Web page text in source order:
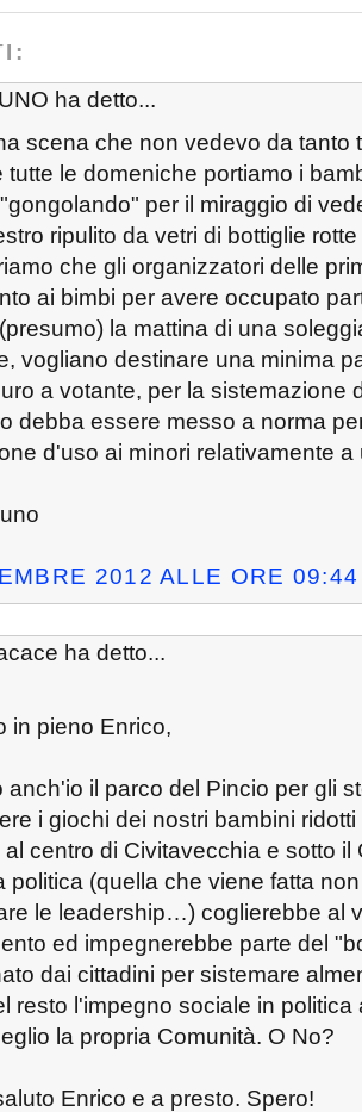
ha detto...
scena che non vedevo da tanto
tutte le domeniche portiamo i
per il miraggio di
ripulito da vetri di bottiglie
che gli organizzatori delle
ai bimbi per avere occupato
la mattina di una
vogliano destinare una minima
a votante, per la sistemazione
debba essere messo a norma
d'uso ai minori relativamente a
2012 ALLE ORE 09:44
ha detto...
in pieno Enrico,
anch'io il parco del Pincio per gli
i giochi dei nostri bambini
al centro di Civitavecchia e sotto il
politica (quella che viene fatta
le leadership…) coglierebbe al
ed impegnerebbe parte del
dai cittadini per sistemare
resto l'impegno sociale in politica
la propria Comunità. O No?
Enrico e a presto. Spero!